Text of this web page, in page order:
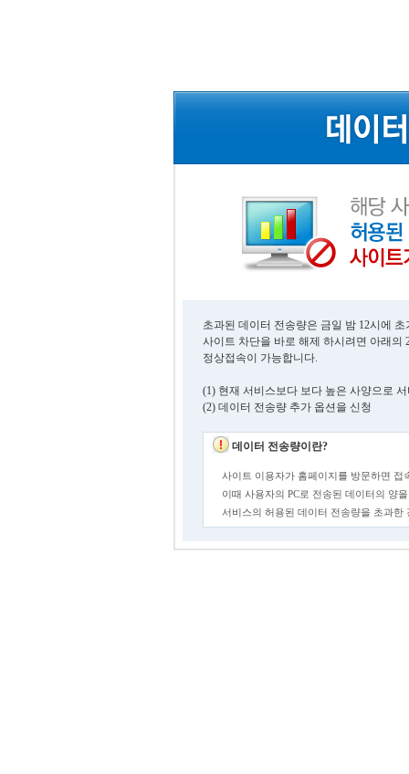
초과된 데이터 전송량은 금일 밤 12시에
사이트 차단을 바로 해제 하시려면 아래의
정상접속이 가능합니다.
(1) 현재 서비스보다 보다 높은 사양으로
(2) 데이터 전송량 추가 옵션을 신청
데이터 전송량이란?
사이트 이용자가 홈페이지를 방문하면 접
이때 사용자의 PC로 전송된 데이터의 양
서비스의 허용된 데이터 전송량을 초과